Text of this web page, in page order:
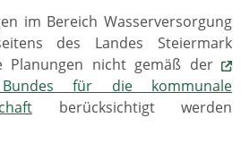
im Bereich Wasserversorgung
des Landes Steiermark
Planungen nicht gemäß der
für die kommunale
berücksichtigt werden